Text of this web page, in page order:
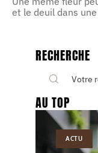
et le deuil dans
RECHERCHE
AU TOP
ACTU